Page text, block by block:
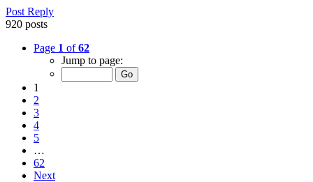
Post Reply
920 posts
Page 1 of62
Jump to page:
1
2
3
4
5
…
62
Next